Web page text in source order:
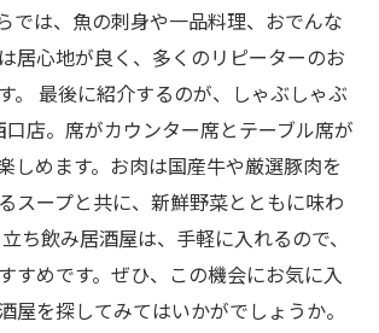
では、魚の刺身や一品料理、おでんな
居心地が良く、多くのリピーターのお
。 最後に紹介するのが、しゃぶしゃぶ
店。席がカウンター席とテーブル席が
しめます。お肉は国産牛や厳選豚肉を
スープと共に、新鮮野菜とともに味わ
ち飲み居酒屋は、手軽に入れるので、
すめです。ぜひ、この機会にお気に入
屋を探してみてはいかがでしょうか。